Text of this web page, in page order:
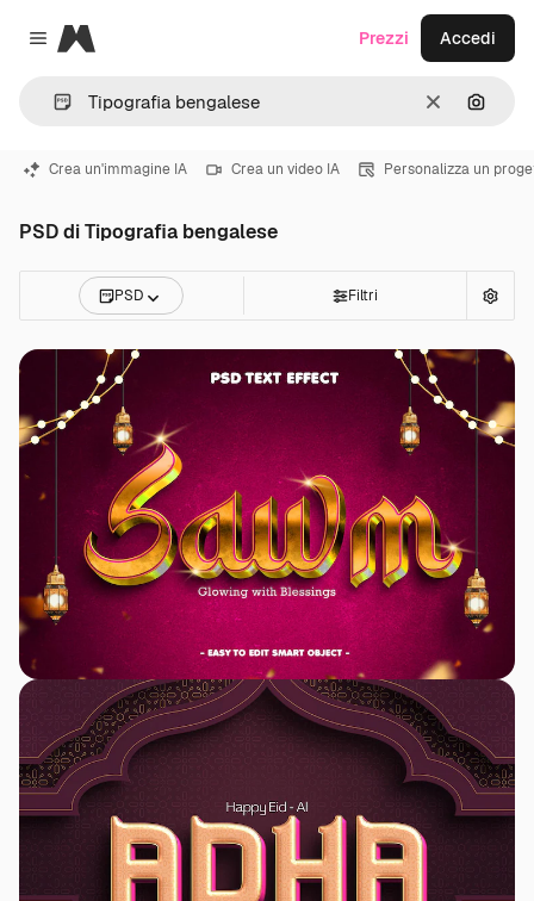
Close menu
Magnific
CancellaCerca
Prezzi Accedi
Crea un'immagine IA Crea un video IA Personalizza un
PSD di Tipografia bengalese
PSD Filtri